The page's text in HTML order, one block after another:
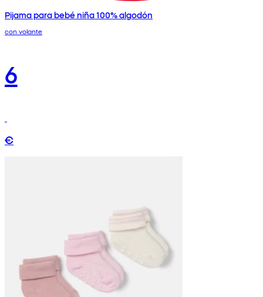
Pijama para bebé niña 100% algodón
con volante
6
€